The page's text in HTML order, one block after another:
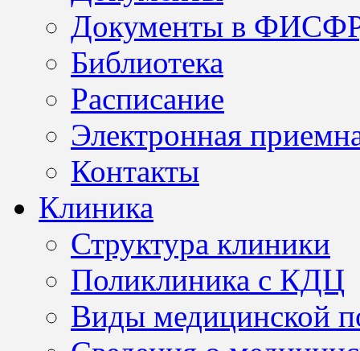
Документы в
Библиотека
Расписание
Электронная
Контакты
Клиника
Структура клиники
Поликлиника с КДЦ
Виды медицинской